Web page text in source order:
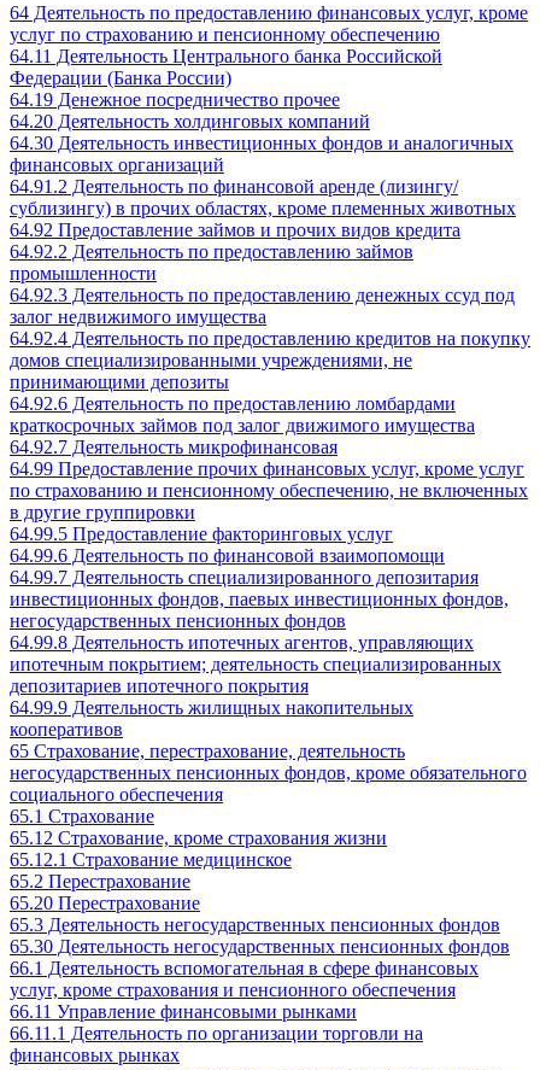
64 Деятельность по предоставлению финансовых услуг, кроме
услуг по страхованию и пенсионному обеспечению
64.11 Деятельность Центрального банка Российской
Федерации (Банка России)
64.19 Денежное посредничество прочее
64.20 Деятельность холдинговых компаний
64.30 Деятельность инвестиционных фондов и аналогичных
финансовых организаций
64.91.2 Деятельность по финансовой аренде (лизингу/
сублизингу) в прочих областях, кроме племенных животных
64.92 Предоставление займов и прочих видов кредита
64.92.2 Деятельность по предоставлению займов
промышленности
64.92.3 Деятельность по предоставлению денежных ссуд под
залог недвижимого имущества
64.92.4 Деятельность по предоставлению кредитов на покупку
домов специализированными учреждениями, не
принимающими депозиты
64.92.6 Деятельность по предоставлению ломбардами
краткосрочных займов под залог движимого имущества
64.92.7 Деятельность микрофинансовая
64.99 Предоставление прочих финансовых услуг, кроме услуг
по страхованию и пенсионному обеспечению, не включенных
в другие группировки
64.99.5 Предоставление факторинговых услуг
64.99.6 Деятельность по финансовой взаимопомощи
64.99.7 Деятельность специализированного депозитария
инвестиционных фондов, паевых инвестиционных фондов,
негосударственных пенсионных фондов
64.99.8 Деятельность ипотечных агентов, управляющих
ипотечным покрытием; деятельность специализированных
депозитариев ипотечного покрытия
64.99.9 Деятельность жилищных накопительных
кооперативов
65 Страхование, перестрахование, деятельность
негосударственных пенсионных фондов, кроме обязательного
социального обеспечения
65.1 Страхование
65.12 Страхование, кроме страхования жизни
65.12.1 Страхование медицинское
65.2 Перестрахование
65.20 Перестрахование
65.3 Деятельность негосударственных пенсионных фондов
65.30 Деятельность негосударственных пенсионных фондов
66.1 Деятельность вспомогательная в сфере финансовых
услуг, кроме страхования и пенсионного обеспечения
66.11 Управление финансовыми рынками
66.11.1 Деятельность по организации торговли на
финансовых рынках